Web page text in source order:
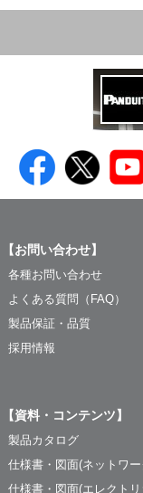
【お問い合わせ】
各種お問い合わせ
よくある質問（FAQ）
製品保証・品質
採用情報
【資料・コンテンツ】
製品カタログ
仕様書・図面(ネットワ
仕様書・図面(エレクト